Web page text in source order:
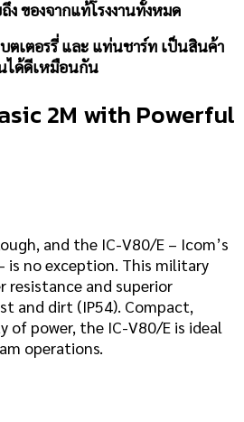
ของจากแท้โรงงานทั้งหมด
เตอรรี่ และ แท่นชาร์ท เป็นสินค้า
ได้ดีเหมือนกัน
2M with Powerful
and the IC-V80/E – Icom’s
is no exception. This military
resistance and superior
and dirt (IP54). Compact,
of power, the IC-V80/E is ideal
operations.